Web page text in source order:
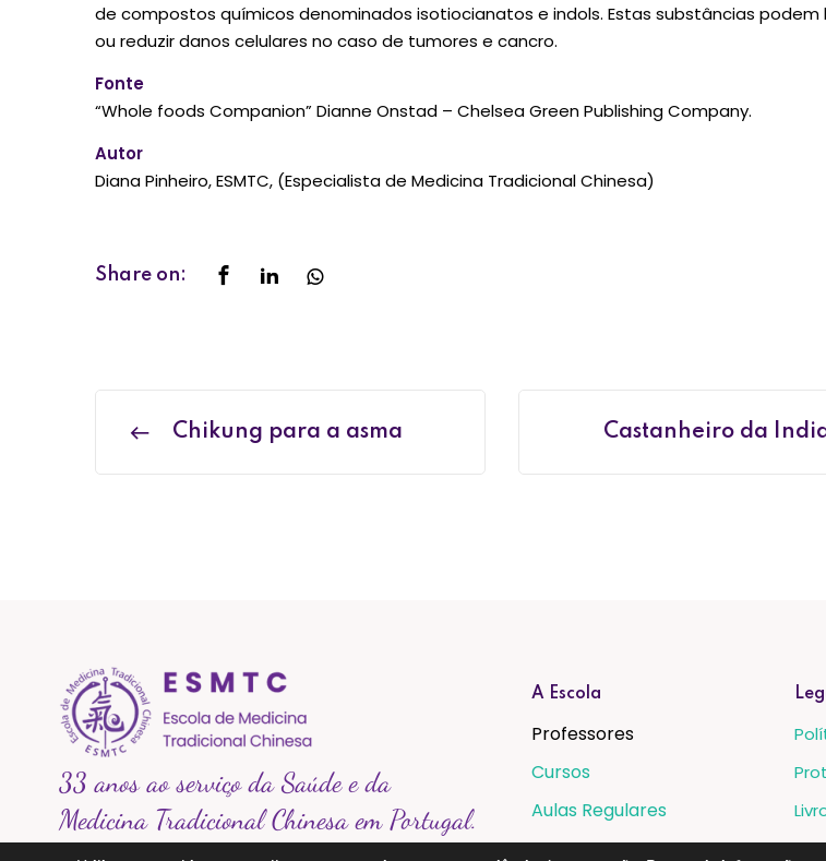
de compostos químicos denominados isotiocianatos e indols. Estas substâncias podem
ou reduzir danos celulares no caso de tumores e cancro.
Fonte
“Whole foods Companion” Dianne Onstad – Chelsea Green Publishing Company.
Autor
Diana Pinheiro, ESMTC, (Especialista de Medicina Tradicional Chinesa)
Share on:
Chikung para a asma Castanheiro da
33 anos ao serviço da Saúde e da
Medicina Tradicional Chinesa em Portugal.
A Escola
Professores
Cursos
Aulas Regulares
Eventos